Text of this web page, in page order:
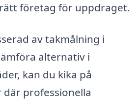
företag för uppdraget.
av takmålning i
alternativ i
kan du kika på
professionella